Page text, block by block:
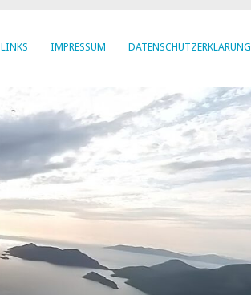
LINKS IMPRESSUM DATENSCHUTZERKLÄRUNG